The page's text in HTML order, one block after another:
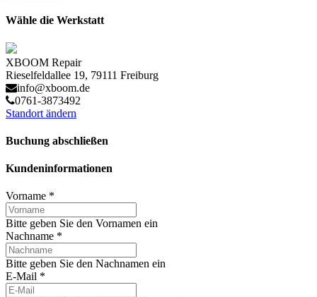
Wähle die Werkstatt
XBOOM Repair
Rieselfeldallee 19, 79111 Freiburg
info@xboom.de
0761-3873492
Standort ändern
Buchung abschließen
Kundeninformationen
Vorname *
Bitte geben Sie den Vornamen ein
Nachname *
Bitte geben Sie den Nachnamen ein
E-Mail *